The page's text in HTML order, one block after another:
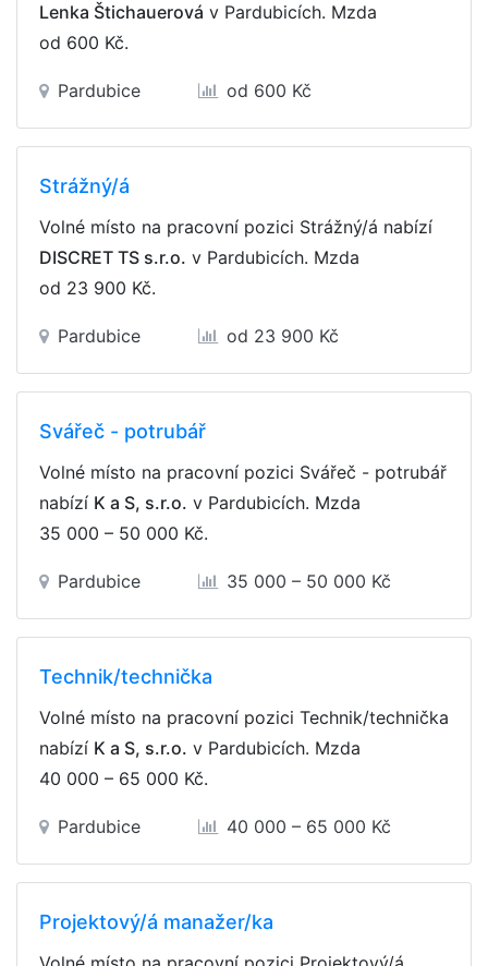
Lenka Štichauerová v Pardubicích. Mzda
od 600 Kč.
Pardubice od 600 Kč
Strážný/á
Volné místo na pracovní pozici Strážný/á nabízí
DISCRET TS s.r.o. v Pardubicích. Mzda
od 23 900 Kč.
Pardubice od 23 900 Kč
Svářeč - potrubář
Volné místo na pracovní pozici Svářeč - potrubář
nabízí K a S, s.r.o. v Pardubicích. Mzda
35 000 – 50 000 Kč.
Pardubice 35 000 – 50 000 Kč
Technik/technička
Volné místo na pracovní pozici Technik/technička
nabízí K a S, s.r.o. v Pardubicích. Mzda
40 000 – 65 000 Kč.
Pardubice 40 000 – 65 000 Kč
Projektový/á manažer/ka